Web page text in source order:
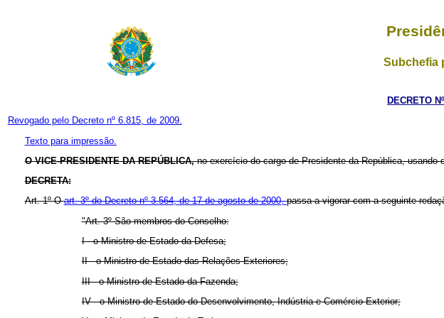
Subchefia
DECRETO
Revogado pelo Decreto nº 6.815, de 2009.
Texto para impressão.
O VICE-PRESIDENTE DA REPÚBLICA,no exercício do cargo de Presidente da República,
DECRETA:
Art. 1º Oart. 3º do Decreto nº 3.564, de 17 de agosto de 2000,passa a vigorar com a seguinte
"Art. 3º São membros do Conselho:
I - o Ministro de Estado da Defesa;
II - o Ministro de Estado das Relações Exteriores;
III - o Ministro de Estado da Fazenda;
IV - o Ministro de Estado do Desenvolvimento, Indústria e Comércio Exterior;